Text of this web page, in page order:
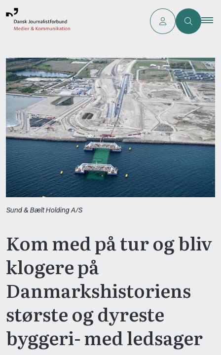
Sund & Bælt Holding A/S
Kom med på tur og bliv
klogere på
Danmarkshistoriens
største og dyreste
byggeri- med ledsager